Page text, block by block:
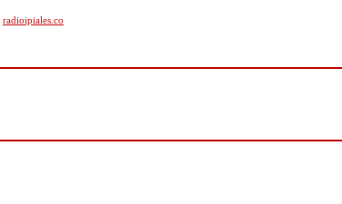
radioipiales.co